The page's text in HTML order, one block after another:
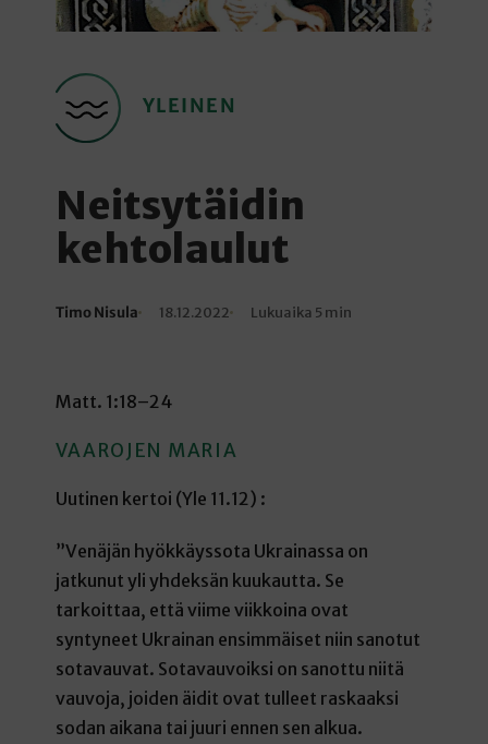
YLEINEN
Neitsytäidin
kehtolaulut
Kirjoittaja
Timo Nisula
Julkaistu 18.12.2022
Lukuaika Lukuaika 5 min
Matt. 1:18–24
VAAROJEN MARIA
Uutinen kertoi (Yle 11.12) :
”Venäjän hyökkäyssota Ukrainassa on
jatkunut yli yhdeksän kuukautta. Se
tarkoittaa, että viime viikkoina ovat
syntyneet Ukrainan ensimmäiset niin sanotut
sotavauvat. Sotavauvoiksi on sanottu niitä
vauvoja, joiden äidit ovat tulleet raskaaksi
sodan aikana tai juuri ennen sen alkua.